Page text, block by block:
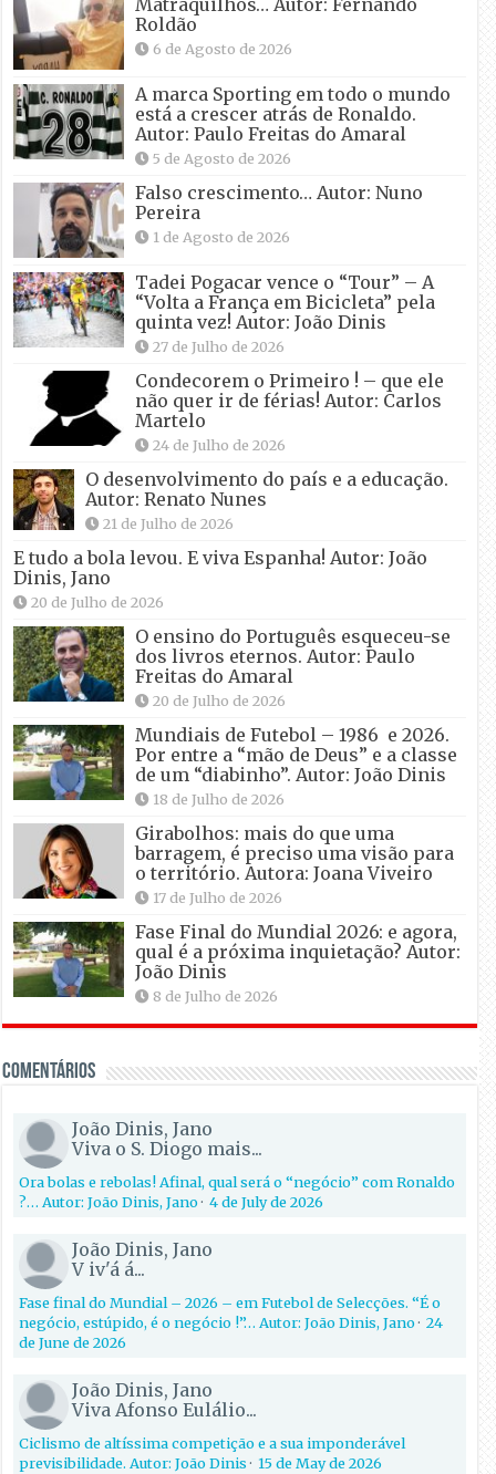
Roldão
6 de Agosto de 2026
A marca Sporting em todo o mundo
está a crescer atrás de Ronaldo.
Autor: Paulo Freitas do Amaral
5 de Agosto de 2026
Falso crescimento… Autor: Nuno
Pereira
1 de Agosto de 2026
Tadei Pogacar vence o “Tour” – A
“Volta a França em Bicicleta” pela
quinta vez! Autor: João Dinis
27 de Julho de 2026
Condecorem o Primeiro ! – que ele
não quer ir de férias! Autor: Carlos
Martelo
24 de Julho de 2026
O desenvolvimento do país e a educação.
Autor: Renato Nunes
21 de Julho de 2026
E tudo a bola levou. E viva Espanha! Autor: João
Dinis, Jano
20 de Julho de 2026
O ensino do Português esqueceu-se
dos livros eternos. Autor: Paulo
Freitas do Amaral
20 de Julho de 2026
Mundiais de Futebol – 1986 e 2026.
Por entre a “mão de Deus” e a classe
de um “diabinho”. Autor: João Dinis
18 de Julho de 2026
Girabolhos: mais do que uma
barragem, é preciso uma visão para
o território. Autora: Joana Viveiro
17 de Julho de 2026
Fase Final do Mundial 2026: e agora,
qual é a próxima inquietação? Autor:
João Dinis
8 de Julho de 2026
Comentários
João Dinis, Jano
Viva o S. Diogo mais...
Ora bolas e rebolas! Afinal, qual será o “negócio” com Ronaldo
?… Autor: João Dinis, Jano·4 de July de 2026
João Dinis, Jano
V iv'á á...
Fase final do Mundial – 2026 – em Futebol de Selecções. “É o
negócio, estúpido, é o negócio !”… Autor: João Dinis, Jano·24
de June de 2026
João Dinis, Jano
Viva Afonso Eulálio...
Ciclismo de altíssima competição e a sua imponderável
previsibilidade. Autor: João Dinis·15 de May de 2026